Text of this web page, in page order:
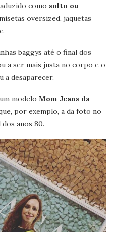
como solto ou
oversized, jaquetas
baggys até o final dos
a ser mais justa no corpo e o
a desaparecer.
modelo Mom Jeans da
por exemplo, a da foto no
anos 80.